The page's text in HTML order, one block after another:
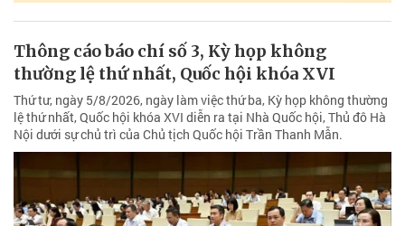
Thông cáo báo chí số 3, Kỳ họp không
thường lệ thứ nhất, Quốc hội khóa XVI
Thứ tư, ngày 5/8/2026, ngày làm việc thứ ba, Kỳ họp không thường
lệ thứ nhất, Quốc hội khóa XVI diễn ra tại Nhà Quốc hội, Thủ đô Hà
Nội dưới sự chủ trì của Chủ tịch Quốc hội Trần Thanh Mẫn.